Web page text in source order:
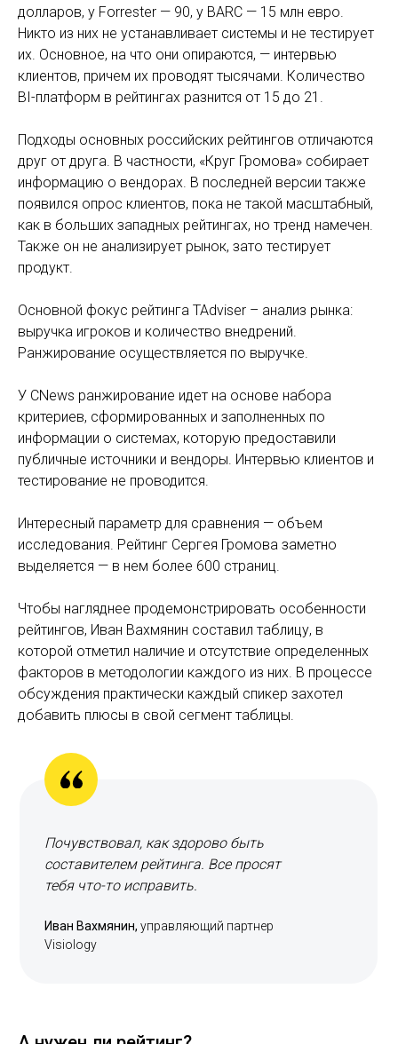
долларов, у Forrester — 90, у BARC — 15 млн евро.
Никто из них не устанавливает системы и не тестирует
их. Основное, на что они опираются, — интервью
клиентов, причем их проводят тысячами. Количество
BI-платформ в рейтингах разнится от 15 до 21.
Подходы основных российских рейтингов отличаются
друг от друга. В частности, «Круг Громова» собирает
информацию о вендорах. В последней версии также
появился опрос клиентов, пока не такой масштабный,
как в больших западных рейтингах, но тренд намечен.
Также он не анализирует рынок, зато тестирует
продукт.
Основной фокус рейтинга TAdviser – анализ рынка:
выручка игроков и количество внедрений.
Ранжирование осуществляется по выручке.
У CNews ранжирование идет на основе набора
критериев, сформированных и заполненных по
информации о системах, которую предоставили
публичные источники и вендоры. Интервью клиентов и
тестирование не проводится.
Интересный параметр для сравнения — объем
исследования. Рейтинг Сергея Громова заметно
выделяется — в нем более 600 страниц.
Чтобы нагляднее продемонстрировать особенности
рейтингов, Иван Вахмянин составил таблицу, в
которой отметил наличие и отсутствие определенных
факторов в методологии каждого из них. В процессе
обсуждения практически каждый спикер захотел
добавить плюсы в свой сегмент таблицы.
Почувствовал, как здорово быть
составителем рейтинга. Все просят
тебя что-то исправить.
Иван Вахмянин, управляющий партнер
Visiology